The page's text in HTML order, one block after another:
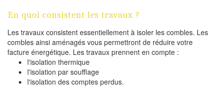
En quoi consistent les travaux ?
Les travaux consistent essentiellement à isoler les combles. Les
combles ainsi aménagés vous permettront de réduire votre
facture énergétique. Les travaux prennent en compte :
l'isolation thermique
l'isolation par soufflage
l'isolation des comptes perdus.